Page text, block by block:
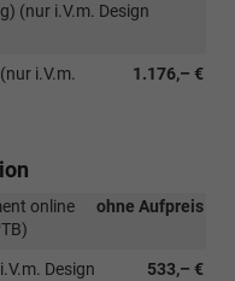
(nur i.V.m. Design
1.176,– €
i.V.m.
ohne Aufpreis
online
533,– €
Design